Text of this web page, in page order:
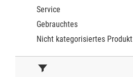
Service
Gebrauchtes
Nicht kategorisiertes Produkt